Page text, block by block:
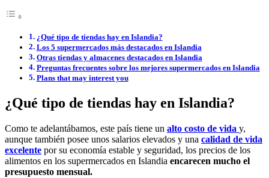
¿Qué tipo de tiendas hay en Islandia?
Los 5 supermercados más destacados en Islandia
Otras tiendas y almacenes destacados en Islandia
Preguntas frecuentes sobre los mejores supermercados en Islandia
Plans that may interest you
¿Qué tipo de tiendas hay en Islandia?
Como te adelantábamos, este país tiene un alto costo de vida y,
aunque también posee unos salarios elevados y una calidad de vida
excelente por su economía estable y seguridad, los precios de los
alimentos en los supermercados en Islandia encarecen mucho el
presupuesto mensual.